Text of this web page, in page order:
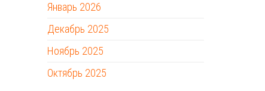
Январь 2026
Декабрь 2025
Ноябрь 2025
Октябрь 2025